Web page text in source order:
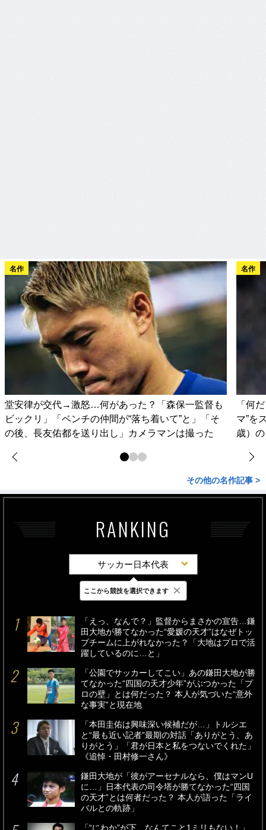
名作
堂安律が交代→激怒…何があった？「森保一監督も
ビックリ」「ベンチの仲間が“落ち着いて”と」「そ
の後、長友佑都を送り出し」カメラマンは撮った
名作
「何
マ”を
歳）
その他の名作記事 >
RANKING
サッカー日本代表
最新 24時間 週間
「えっ、なんで？」監督からまさかの宣告…鎌
田大地が勝てなかった“愛媛の天才”はなぜトッ
プチームに上がれなかった？「大地はプロで活
躍しているのに…と」
「公園でサッカーしてこい」あの鎌田大地が勝
てなかった“四国の天才少年”がぶつかった「プ
ロの壁」とは何だった？ 本人が気づいた“意外
な事実”と現在地
「本田圭佑は興味深い候補だが…」トルシエ
と“最も近い記者”最期の対話「ありがとう、あ
りがとう」「君が日本と私をつないでくれた」
《追悼・田村修一さん》
鎌田大地が「彼がアーセナルなら、僕はマンU
に…」日本代表の司令塔が勝てなかった“四国
の天才”とは何者だった？ 本人が語った「ライ
バルとの軌跡」
「“にわか”が下、なんてこと1ミリもない！」
ここから競技を選択できます ×